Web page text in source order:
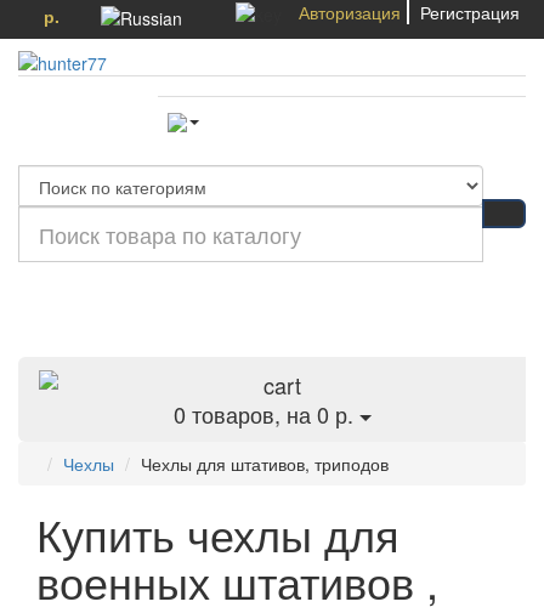
р. Авторизация Регистрация
0 товаров, на 0 р.
Чехлы Чехлы для штативов, триподов
Купить чехлы для
военных штативов ,